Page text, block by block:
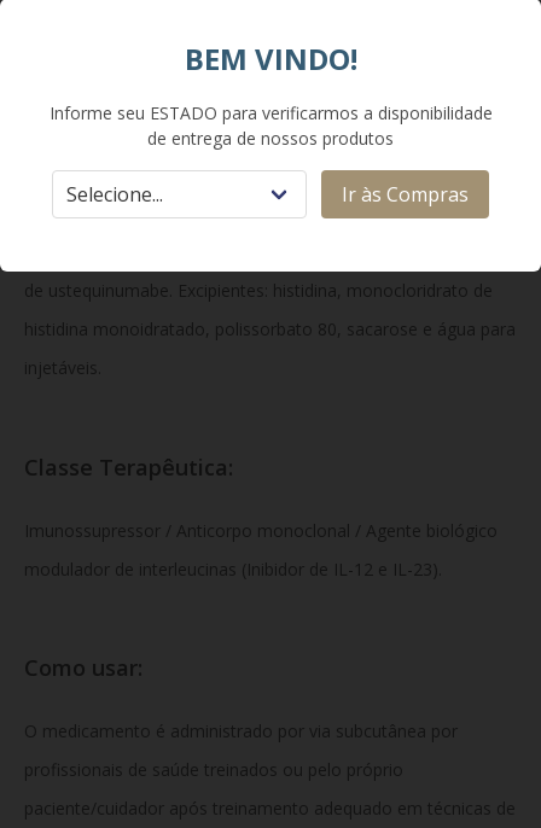
e a cascata imunológica associada às doenças autoimunes de
Composição:
de ustequinumabe. Excipientes: histidina, monocloridrato de
histidina monoidratado, polissorbato 80, sacarose e água para
injetáveis.
Classe Terapêutica:
Imunossupressor / Anticorpo monoclonal / Agente biológico
modulador de interleucinas (Inibidor de IL-12 e IL-23).
Como usar:
O medicamento é administrado por via subcutânea por
profissionais de saúde treinados ou pelo próprio
paciente/cuidador após treinamento adequado em técnicas de
BEM VINDO!
Informe seu ESTADO para verificarmos a disponibilidade
de entrega de nossos produtos
Ir às Compras